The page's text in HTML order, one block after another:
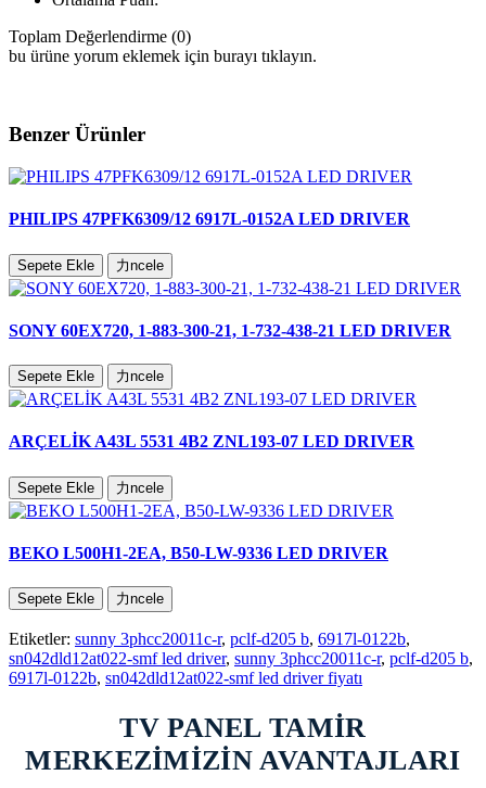
Toplam Değerlendirme (0)
bu ürüne yorum eklemek için burayı tıklayın.
Benzer Ürünler
PHILIPS 47PFK6309/12 6917L-0152A LED DRIVER
Sepete Ekle 力ncele
SONY 60EX720, 1-883-300-21, 1-732-438-21 LED DRIVER
Sepete Ekle 力ncele
ARÇELİK A43L 5531 4B2 ZNL193-07 LED DRIVER
Sepete Ekle 力ncele
BEKO L500H1-2EA, B50-LW-9336 LED DRIVER
Sepete Ekle 力ncele
Etiketler: sunny 3phcc20011c-r, pclf-d205 b, 6917l-0122b,
sn042dld12at022-smf led driver, sunny 3phcc20011c-r, pclf-d205 b,
6917l-0122b, sn042dld12at022-smf led driver fiyatı
TV PANEL TAMİR
MERKEZİMİZİN AVANTAJLARI